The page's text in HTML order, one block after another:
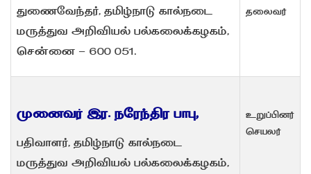
துணைவேந்தர், தமிழ்நாடு கால்நடை
மருத்துவ அறிவியல் பல்கலைக்கழகம்,
சென்னை - 600 051.
தலைவர்
முனைவர் இர. நரேந்திர பாபு,
பதிவாளர், தமிழ்நாடு கால்நடை
மருத்துவ அறிவியல் பல்கலைக்கழகம்,
உறுப்பினர்
செயலர்